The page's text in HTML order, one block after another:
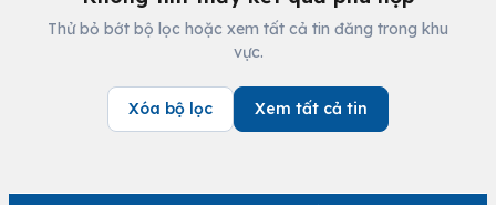
Thử bỏ bớt bộ lọc hoặc xem tất cả tin đăng trong khu
vực.
Xóa bộ lọc Xem tất cả tin